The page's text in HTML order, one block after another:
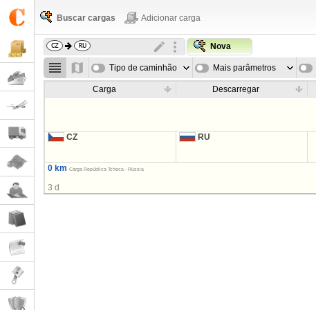
Buscar cargas Adicionar carga
Nova
Tipo de caminhão Mais parâmetros
Carga Descarregar
CZ
RU
0 km Carga República Tcheca - Rússia
3 d